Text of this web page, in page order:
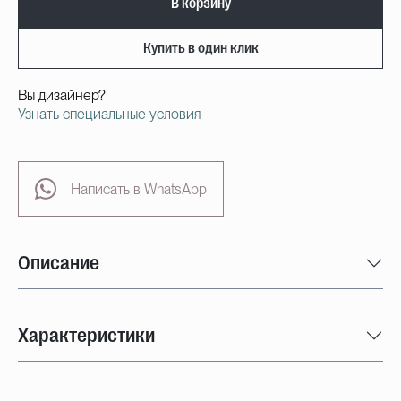
В корзину
Купить в один клик
Вы дизайнер?
Узнать специальные условия
Написать в WhatsApp
Описание
Характеристики